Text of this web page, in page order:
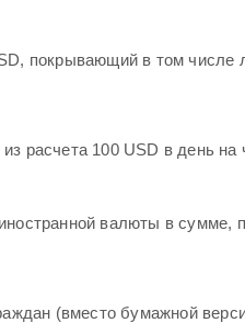
покрывающий в том числе
расчета 100 USD в день
валюты в
(вместо бумажной